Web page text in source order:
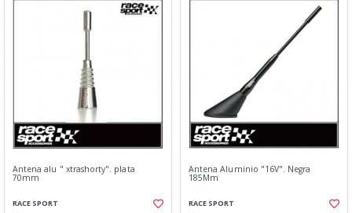
Antena alu " xtrashorty". plata
70mm
RACE SPORT
Antena Aluminio "16V". Negra
185Mm
RACE SPORT